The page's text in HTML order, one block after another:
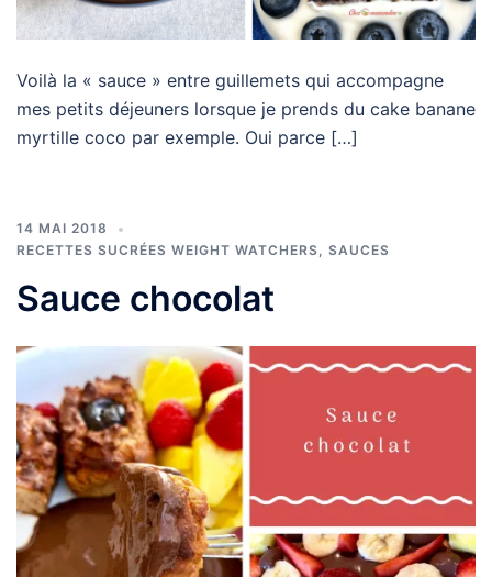
Voilà la « sauce » entre guillemets qui accompagne
mes petits déjeuners lorsque je prends du cake banane
myrtille coco par exemple. Oui parce […]
14 MAI 2018
RECETTES SUCRÉES WEIGHT WATCHERS, SAUCES
Sauce chocolat